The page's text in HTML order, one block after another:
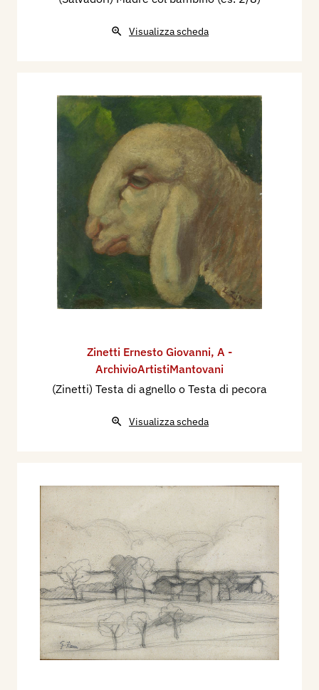
Visualizza scheda
Zinetti Ernesto Giovanni, A -
ArchivioArtistiMantovani
(Zinetti) Testa di agnello o Testa di pecora
Visualizza scheda